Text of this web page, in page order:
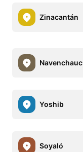
Zinacantán
Navenchauc
Yoshib
Soyaló